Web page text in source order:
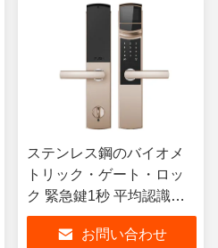
ステンレス鋼のバイオメ
トリック・ゲート・ロッ
ク 緊急鍵1秒 平均認識時
間
お問い合わせ